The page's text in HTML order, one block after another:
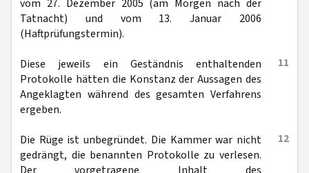
vom 27. Dezember 2005 (am Morgen nach der
Tatnacht) und vom 13. Januar 2006
(Haftprüfungstermin).
11
Diese jeweils ein Geständnis enthaltenden
Protokolle hätten die Konstanz der Aussagen des
Angeklagten während des gesamten Verfahrens
ergeben.
12
Die Rüge ist unbegründet. Die Kammer war nicht
gedrängt, die benannten Protokolle zu verlesen.